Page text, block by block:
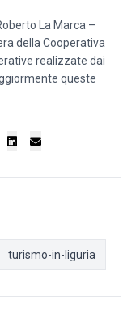
La Marca –
della Cooperativa
realizzate dai
queste
turismo-in-liguria